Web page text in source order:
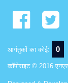
आगंतुकों का कोई: 0
कॉपीराइट © 2016